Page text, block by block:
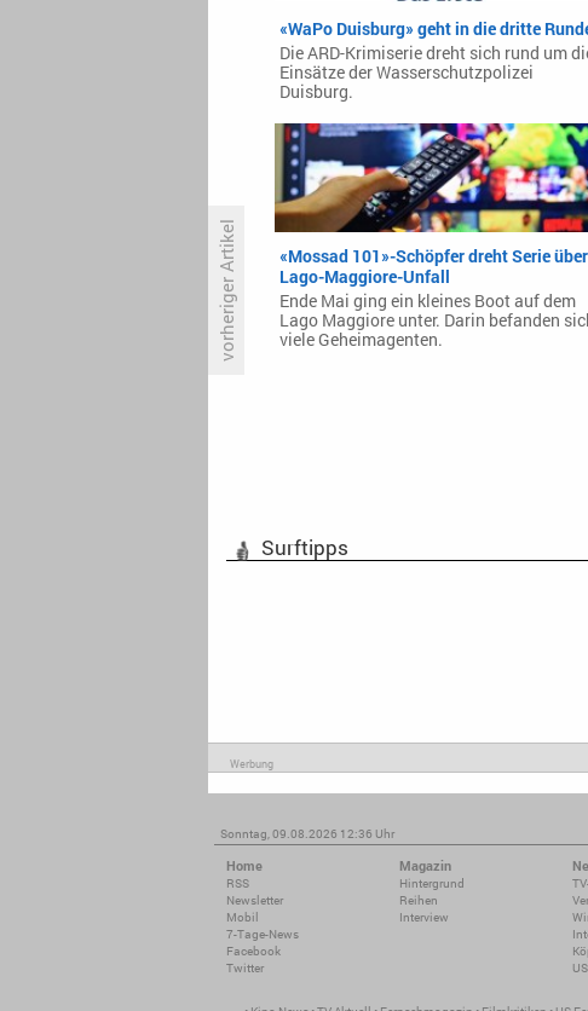
vorheriger Artikel
Neue Produzenten bei «The
Bachelorette»
«WaPo Duisburg» geht in die dritte
Die ARD-Krimiserie dreht sich rund um
Einsätze der Wasserschutzpolizei
Duisburg.
«Mossad 101»-Schöpfer dreht Serie über
Lago-Maggiore-Unfall
Ende Mai ging ein kleines Boot auf dem
Lago Maggiore unter. Darin befanden
viele Geheimagenten.
Surftipps
Werbung
Sonntag, 09.08.2026 12:36 Uhr
Home
RSS
Newsletter
Mobil
7-Tage-News
Facebook
Twitter
Magazin
Hintergrund
Reihen
Interview